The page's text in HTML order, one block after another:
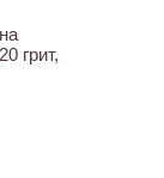
грит,